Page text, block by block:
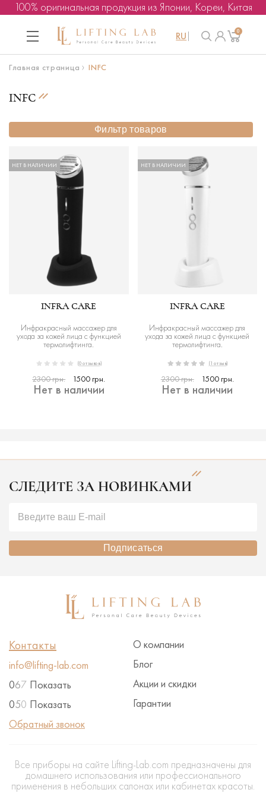
100% оригинальная продукция из Японии, Кореи, Китая
RU 0
Главная страница INFC
INFC
Фильтр товаров
НЕТ В НАЛИЧИИ
INFRA CARE
Инфракрасный массажер для
ухода за кожей лица с функцией
термолифтинга.
(0 отзывов)
2300 грн. 1500 грн.
Нет в наличии
НЕТ В НАЛИЧИИ
INFRA CARE
Инфракрасный массажер для
ухода за кожей лица с функцией
термолифтинга.
(1 отзыв)
2300 грн. 1500 грн.
Нет в наличии
СЛЕДИТЕ ЗА НОВИНКАМИ
Подписаться
О компании
Блог
Акции и скидки
Гарантии
Контакты
info@lifting-lab.com
067 Показать
050 Показать
Обратный звонок
Все приборы на сайте Lifting-Lab.com предназначены для
домашнего использования или профессионального
применения в небольших салонах или кабинетах красоты.